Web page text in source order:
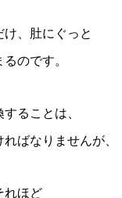
、肚にぐっと
のです。
ることは、
ばなりませんが、
れほど